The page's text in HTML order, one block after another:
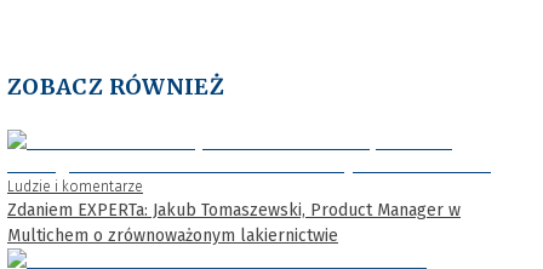
ZOBACZ RÓWNIEŻ
Ludzie i komentarze
Zdaniem EXPERTa: Jakub Tomaszewski, Product Manager w
Multichem o zrównoważonym lakiernictwie